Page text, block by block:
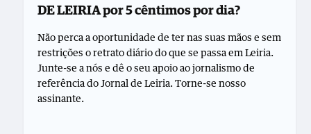
DE LEIRIA por 5 cêntimos por dia?
Não perca a oportunidade de ter nas suas mãos e sem
restrições o retrato diário do que se passa em Leiria.
Junte-se a nós e dê o seu apoio ao jornalismo de
referência do Jornal de Leiria. Torne-se nosso
assinante.